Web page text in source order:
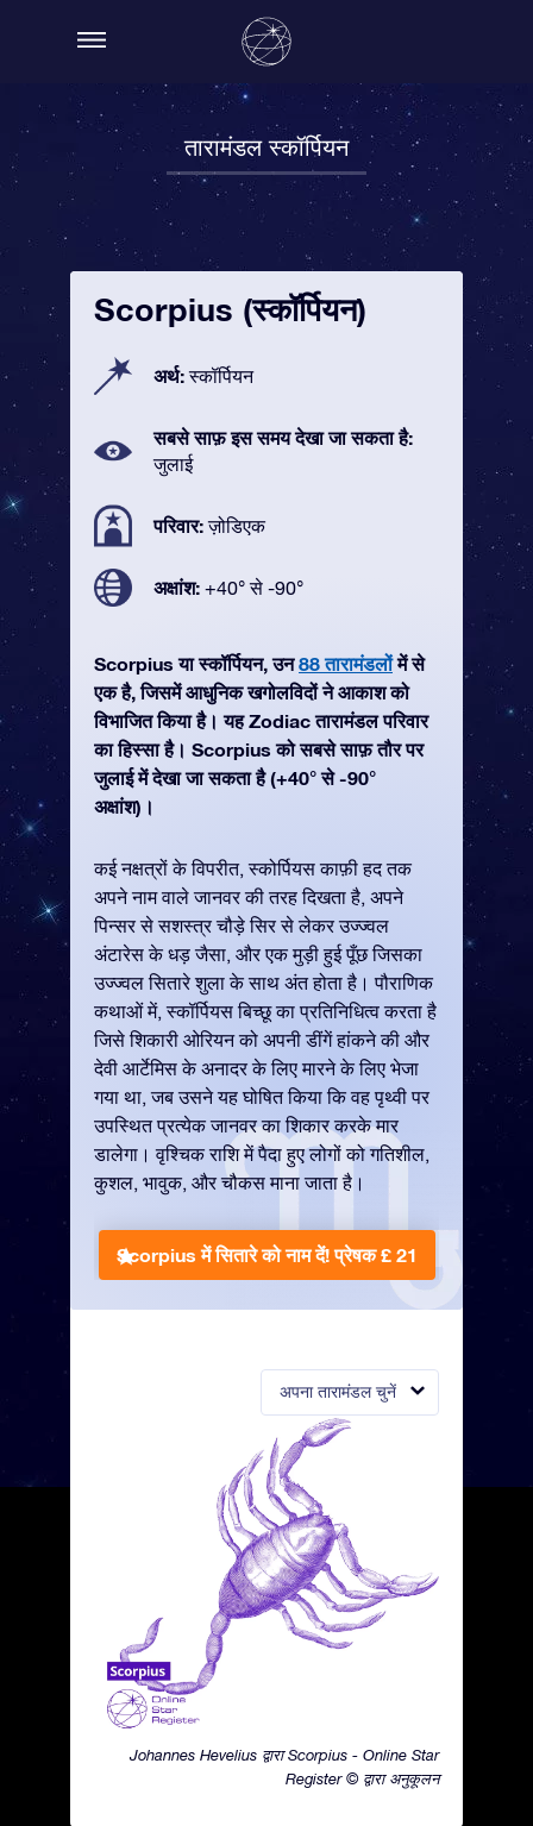
तारामंडल स्कॉर्पियन
अपना तारामंडल चुनें
Johannes Hevelius द्वारा Scorpius - Online Star
Register © द्वारा अनुकूलन
Scorpius (स्कॉर्पियन)
अर्थ:स्कॉर्पियन
सबसे साफ़ इस समय देखा जा सकता है:
जुलाई
परिवार:ज़ोडिएक
अक्षांश: +40° से -90°
Scorpius या स्कॉर्पियन, उन88 तारामंडलोंमें से
एक है, जिसमें आधुनिक खगोलविदों ने आकाश को
विभाजित किया है। यह Zodiac तारामंडल परिवार
का हिस्सा है। Scorpius को सबसे साफ़ तौर पर
जुलाई में देखा जा सकता है (+40° से -90°
अक्षांश)।
कई नक्षत्रों के विपरीत, स्कोर्पियस काफ़ी हद तक
अपने नाम वाले जानवर की तरह दिखता है, अपने
पिन्सर से सशस्त्र चौड़े सिर से लेकर उज्ज्वल
अंटारेस के धड़ जैसा, और एक मुड़ी हुई पूँछ जिसका
उज्ज्वल सितारे शुला के साथ अंत होता है। पौराणिक
कथाओं में, स्कॉर्पियस बिच्छू का प्रतिनिधित्व करता है
जिसे शिकारी ओरियन को अपनी डींगें हांकने की और
देवी आर्टेमिस के अनादर के लिए मारने के लिए भेजा
गया था, जब उसने यह घोषित किया कि वह पृथ्वी पर
उपस्थित प्रत्येक जानवर का शिकार करके मार
डालेगा। वृश्चिक राशि में पैदा हुए लोगों को गतिशील,
कुशल, भावुक, और चौकस माना जाता है।
Scorpius में सितारे को नाम दें!प्रेषक £ 21